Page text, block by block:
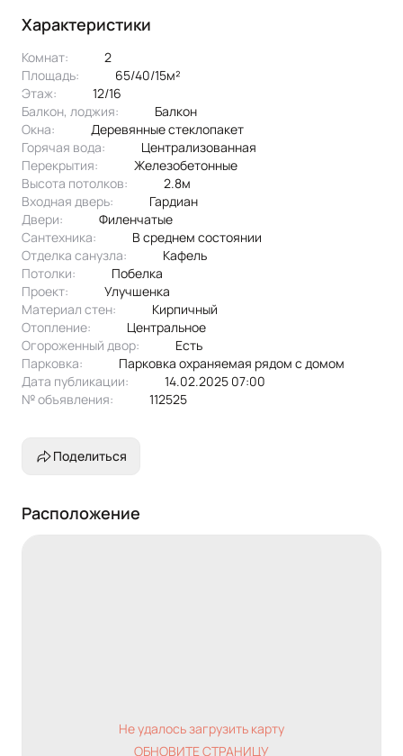
Характеристики
Комнат:
2
Площадь:
65/40/15м²
Этаж:
12/16
Балкон, лоджия:
балкон
Окна:
деревянные стеклопакет
Горячая вода:
централизованная
Перекрытия:
железобетонные
Высота потолков:
2.8м
Входная дверь:
Гардиан
Двери:
филенчатые
Сантехника:
в среднем состоянии
Отделка санузла:
кафель
Потолки:
побелка
Проект:
улучшенка
Материал стен:
Кирпичный
Отопление:
центральное
Огороженный двор:
Есть
Парковка:
парковка охраняемая рядом с домом
Дата публикации:
14.02.2025 07:00
№ объявления:
112525
Поделиться
Расположение
Не удалось загрузить карту
ОБНОВИТЕ СТРАНИЦУ